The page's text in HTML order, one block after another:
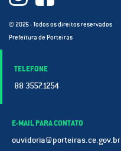
© 2025 - Todos os direitos reservados
Prefeitura de Porteiras
TELEFONE
88 3557.1254
E-MAIL PARA CONTATO
ouvidoria@porteiras.ce.gov.br